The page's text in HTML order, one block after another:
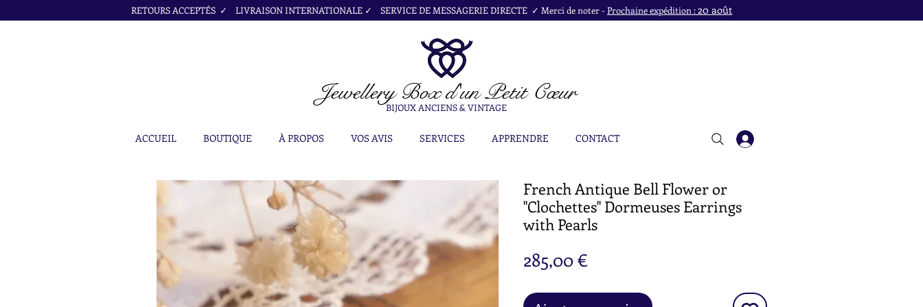
RETOURS ACCEPTÉS ✓ LIVRAISON INTERNATIONALE ✓ SERVICE DE MESSAGERIE DIRECTE ✓ Merci de noter -Prochaine expédition :20 août
Jewellery Boxd'un Petit Cœur
BIJOUX ANCIENS & VINTAGE
ACCUEIL BOUTIQUE À PROPOS VOS AVIS SERVICES APPRENDRE CONTACT
French Antique Bell Flower or
"Clochettes" Dormeuses Earrings
with Pearls
285,00 €